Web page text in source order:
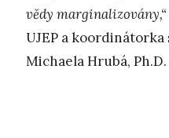
vědy marginalizovány,“
UJEP a
Michaela Hrubá, Ph.D.